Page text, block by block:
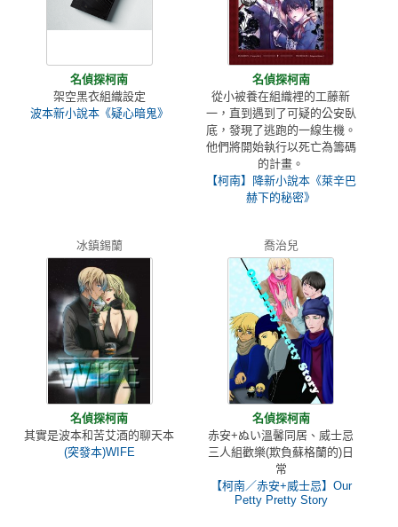
名偵探柯南
架空黑衣組織設定
波本新小說本《疑心暗鬼》
名偵探柯南
從小被養在組織裡的工藤新
一，直到遇到了可疑的公安臥
底，發現了逃跑的一線生機。
他們將開始執行以死亡為籌碼
的計畫。
【柯南】降新小說本《萊辛巴
赫下的秘密》
冰鎮錫蘭
名偵探柯南
其實是波本和苦艾酒的聊天本
(突發本)WIFE
喬治兒
名偵探柯南
赤安+ぬい溫馨同居、威士忌
三人組歡樂(欺負蘇格蘭的)日
常
【柯南／赤安+威士忌】Our
Petty Pretty Story